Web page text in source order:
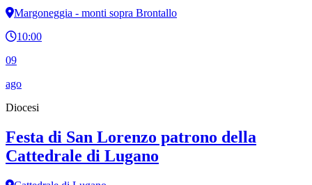
Margoneggia - monti sopra Brontallo
10:00
09
ago
Diocesi
Festa di San Lorenzo patrono della
Cattedrale di Lugano